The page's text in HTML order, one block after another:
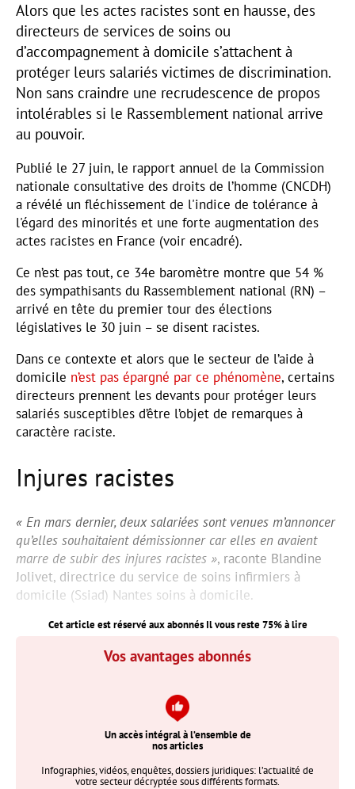
Alors que les actes racistes sont en hausse, des
directeurs de services de soins ou
d’accompagnement à domicile s’attachent à
protéger leurs salariés victimes de discrimination.
Non sans craindre une recrudescence de propos
intolérables si le Rassemblement national arrive
au pouvoir.
Publié le 27 juin, le rapport annuel de la Commission
nationale consultative des droits de l’homme (CNCDH)
a révélé un fléchissement de l'indice de tolérance à
l'égard des minorités et une forte augmentation des
actes racistes en France (voir encadré).
Ce n’est pas tout, ce 34e baromètre montre que 54 %
des sympathisants du Rassemblement national (RN) –
arrivé en tête du premier tour des élections
législatives le 30 juin – se disent racistes.
Dans ce contexte et alors que le secteur de l’aide à
domicile n’est pas épargné par ce phénomène, certains
directeurs prennent les devants pour protéger leurs
salariés susceptibles d’être l’objet de remarques à
caractère raciste.
Injures racistes
« En mars dernier, deux salariées sont venues m’annoncer
qu’elles souhaitaient démissionner car elles en avaient
marre de subir des injures racistes », raconte Blandine
Jolivet, directrice du service de soins infirmiers à
domicile (Ssiad) Nantes soins à domicile.
Cet article est réservé aux abonnés Il vous reste75% à lire
Vos avantages abonnés
Un accès intégral à l’ensemble de
nos articles
Infographies, vidéos, enquêtes, dossiers juridiques: l’actualité de
votre secteur décryptée sous différents formats.